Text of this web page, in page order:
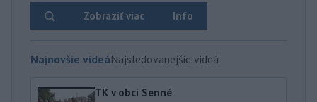
Info
Zobraziť viac
Najnovšie videáNajsledovanejšie videá
TK v obci Senné